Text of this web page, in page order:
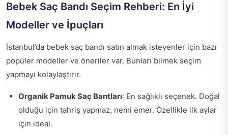
Bebek Saç Bandı Seçim Rehberi: En İyi
Modeller ve İpuçları
İstanbul’da bebek saç bandı satın almak isteyenler için bazı
popüler modeller ve öneriler var. Bunları bilmek seçim
yapmayı kolaylaştırır.
Organik Pamuk Saç Bantları: En sağlıklı seçenek. Doğal
olduğu için tahriş yapmaz, nemi emer. Özellikle ilk aylar
için ideal.